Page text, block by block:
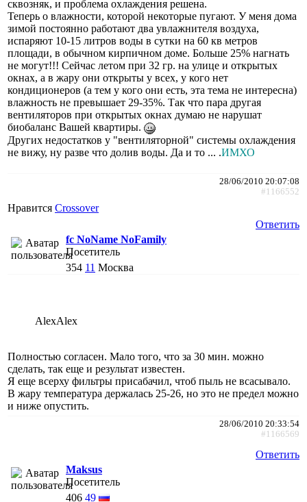
сквозняк, и проблема охлаждения решена.
Теперь о влажности, которой некоторые пугают. У меня дома
зимой постоянно работают два увлажнителя воздуха,
испаряют 10-15 литров воды в сутки на 60 кв метров
площади, в обычном кирпичном доме. Больше 25% нагнать
не могут!!! Сейчас летом при 32 гр. на улице и открытых
окнах, а в жару они открыты у всех, у кого нет
кондиционеров (а тем у кого они есть, эта тема не интересна)
влажность не превышает 29-35%. Так что пара другая
вентиляторов при открытых окнах думаю не нарушат
биобаланс Вашей квартиры.
Других недостатков у "вентиляторной" системы охлаждения
не вижу, ну разве что долив воды. Да и то ... .ИМХО
28/06/2010 20:07:08
#1166552
Нравится Crossover
Ответить
fc NoName NoFamily
Посетитель
354 11 Москва
AlexAlex
Полностью согласен. Мало того, что за 30 мин. можно
сделать, так еще и результат известен.
Я еще всерху фильтры присабачил, чтоб пыль не всасывало.
В жару температура держалась 25-26, но это не предел можно
и ниже опустить.
28/06/2010 20:33:54
#1166569
Ответить
Maksus
Посетитель
406 49